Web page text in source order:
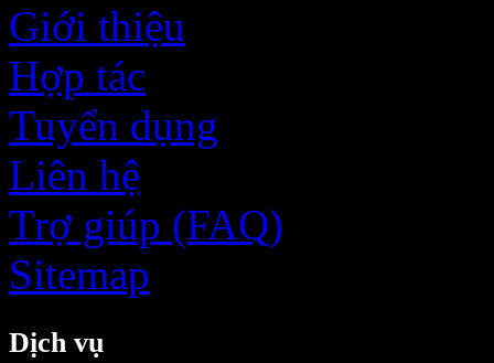
Giới thiệu
Hợp tác
Tuyển dụng
Liên hệ
Trợ giúp (FAQ)
Sitemap
Dịch vụ